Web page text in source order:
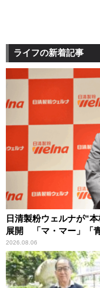
ライフの新着記事
日清製粉ウェルナが“
展開 「マ・マー」「
2026.08.06